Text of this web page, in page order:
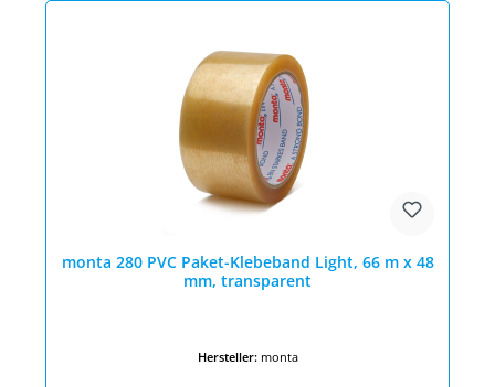
monta 280 PVC Paket-Klebeband Light, 66 m x 48
mm, transparent
Hersteller: monta